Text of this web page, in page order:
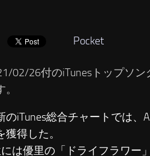
Pocket
02/26付のiTunesトップソン
のiTunes総合チャートでは、
獲得した。
は優里の「ドライフラワー